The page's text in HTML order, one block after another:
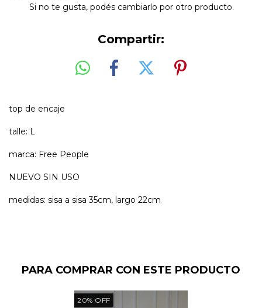
Si no te gusta, podés cambiarlo por otro producto.
Compartir:
top de encaje
talle: L
marca: Free People
NUEVO SIN USO
medidas: sisa a sisa 35cm, largo 22cm
PARA COMPRAR CON ESTE PRODUCTO
20% OFF